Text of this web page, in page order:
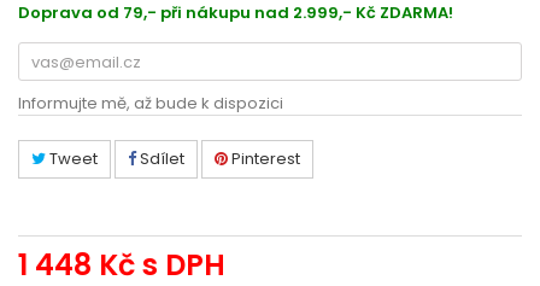
Doprava od 79,- při nákupu nad 2.999,- Kč ZDARMA!
Informujte mě, až bude k dispozici
Tweet Sdílet Pinterest
1 448 Kčs DPH